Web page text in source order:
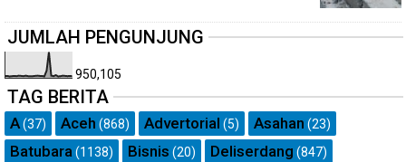
JUMLAH PENGUNJUNG
950,105
TAG BERITA
A(37) Aceh (868) Advertorial (5) Asahan (23)
Batubara(1138) Bisnis (20) Deliserdang (847)